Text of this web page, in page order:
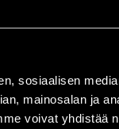
sosiaalisen
mainosalan ja
voivat yhdistää